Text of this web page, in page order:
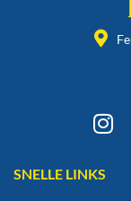
SNELLE LINKS